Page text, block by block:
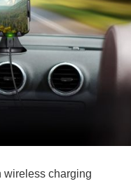
wireless charging